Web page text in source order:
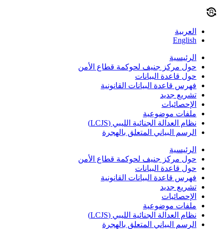
العربية
English
الرئيسية
حول مركز جنيف لحوكمة قطاع الأمن
حول قاعدة البيانات
فهرس قاعدة البيانات القانونية
تشريع جديد
الإحصائيات
ملفات موضوعية
نظام العدالة الجنائية الليبي (LCJS)
الرسم البياني المتعلق بالهجرة
الرئيسية
حول مركز جنيف لحوكمة قطاع الأمن
حول قاعدة البيانات
فهرس قاعدة البيانات القانونية
تشريع جديد
الإحصائيات
ملفات موضوعية
نظام العدالة الجنائية الليبي (LCJS)
الرسم البياني المتعلق بالهجرة